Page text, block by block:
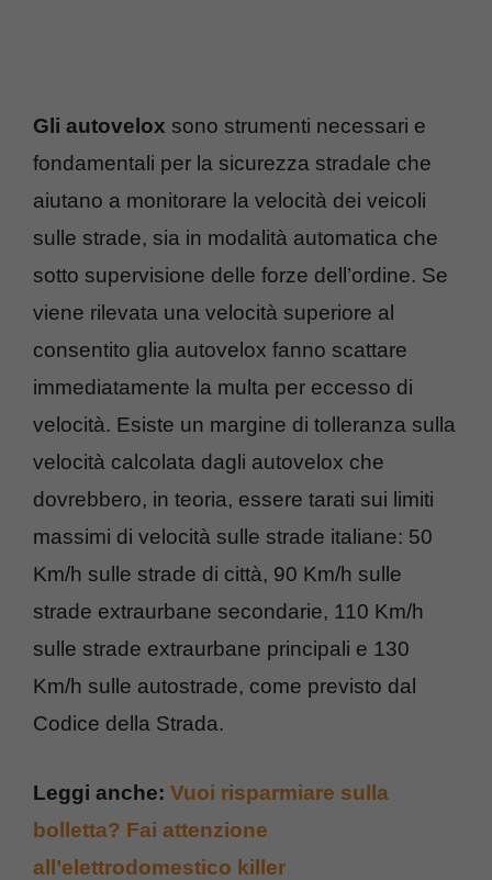
Gli autovelox sono strumenti necessari e
fondamentali per la sicurezza stradale che
aiutano a monitorare la velocità dei veicoli
sulle strade, sia in modalità automatica che
sotto supervisione delle forze dell’ordine. Se
viene rilevata una velocità superiore al
consentito glia autovelox fanno scattare
immediatamente la multa per eccesso di
velocità. Esiste un margine di tolleranza sulla
velocità calcolata dagli autovelox che
dovrebbero, in teoria, essere tarati sui limiti
massimi di velocità sulle strade italiane: 50
Km/h sulle strade di città, 90 Km/h sulle
strade extraurbane secondarie, 110 Km/h
sulle strade extraurbane principali e 130
Km/h sulle autostrade, come previsto dal
Codice della Strada.
Leggi anche: Vuoi risparmiare sulla
bolletta? Fai attenzione
all’elettrodomestico killer